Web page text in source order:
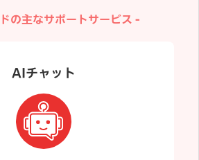
の主なサポートサービス
AIチャット